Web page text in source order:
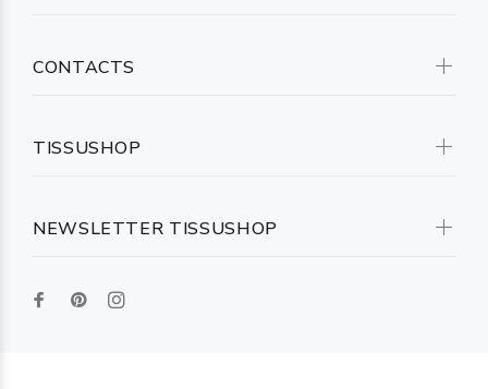
NEWSLETTER TISSUSHOP
CONTACTS
TISSUSHOP